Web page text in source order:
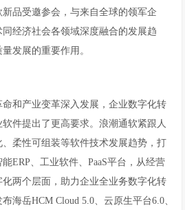
品受邀参会，与来自全球的领军企
经济社会各领域深度融合的发展趋
发展的重要作用。
和产业变革深入发展，企业数字化转
件提出了更高要求。浪潮通软紧跟人
柔性可组装等软件技术发展趋势，打
ERP、工业软件、PaaS平台，从经营
两个层面，助力企业全业务数字化转
海岳HCM Cloud 5.0、云原生平台6.0、